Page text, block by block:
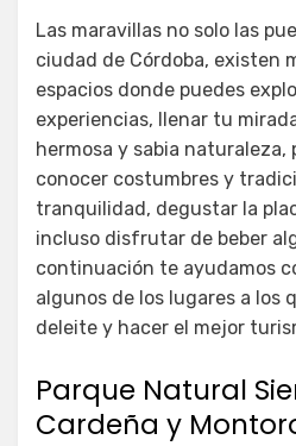
Las maravillas no solo las
ciudad de Córdoba, existen
espacios donde puedes
experiencias, llenar tu
hermosa y sabia
conocer costumbres y
tranquilidad, degustar la
incluso disfrutar de beber
continuación te ayudamos
algunos de los lugares a los
deleite y hacer el mejor
Parque Natural
Cardeña y